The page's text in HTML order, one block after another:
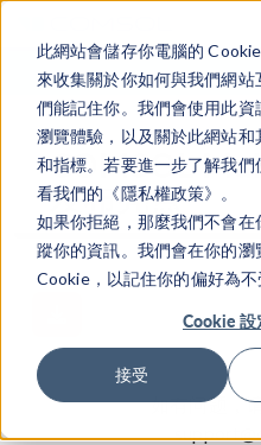
此網站會儲存你電腦的
來收集關於你如何與我們網
們能記住你。我們會使用此資
瀏覽體驗，以及關於此網站
和指標。若要進一步了解我
看我們的《隱私權政策》。
如果你拒絕，那麼我們不會在
蹤你的資訊。我們會在你的瀏
Cookie，以記住你的偏好為不
Cookie 設
接受
COMSOL
发布亮点
如有问题，